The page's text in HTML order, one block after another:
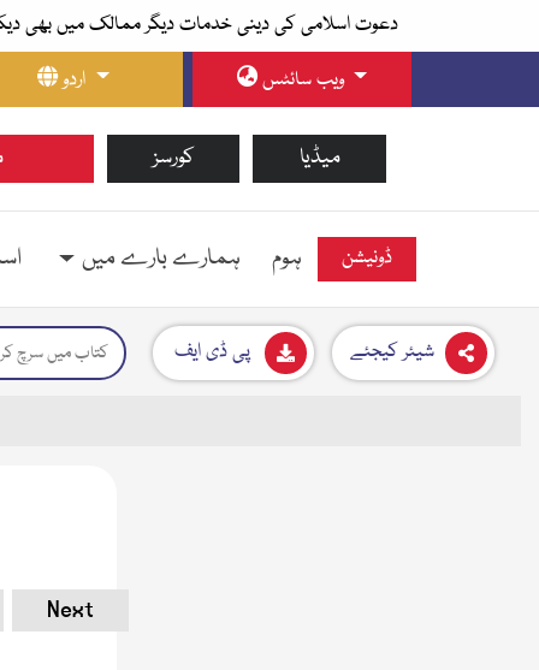
دعوت اسلامی کی دینی خدمات دیگر ممالک میں بھی
اردو
ویب سائٹس
کورسز میڈیا
ہوم ہمارے بارے میں ڈونیشن
پی ڈی ایف شیئر کیجئے
Next